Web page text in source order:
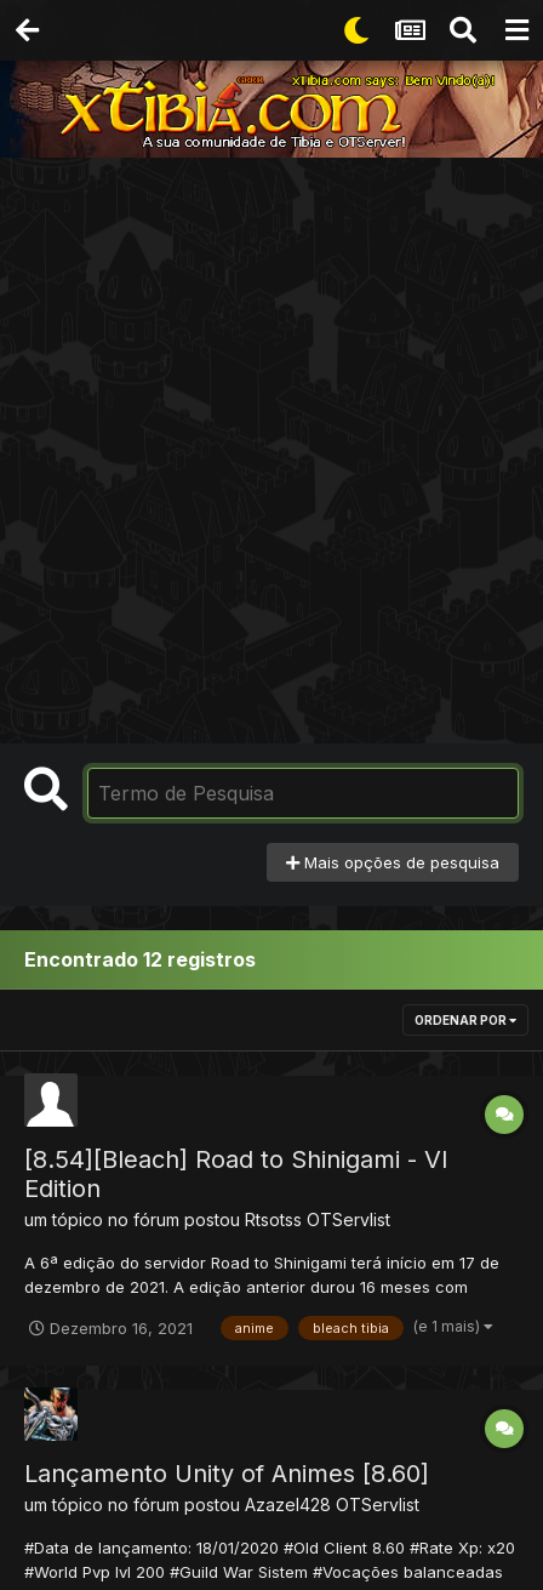
Mais opções de pesquisa
Encontrado 12 registros
ORDENAR POR
[8.54][Bleach] Road to Shinigami - VI
Edition
um tópico no fórum postou Rtsotss OTServlist
A 6ª edição do servidor Road to Shinigami terá início em 17 de
dezembro de 2021. A edição anterior durou 16 meses com
Nosso servidor é caracterizado por uma jogabilidade
Dezembro 16, 2021 anime bleach tibia (e 1 mais)
Lançamento Unity of Animes [8.60]
um tópico no fórum postou Azazel428 OTServlist
#Data de lançamento: 18/01/2020 #Old Client 8.60 #Rate Xp: x20
#World Pvp lvl 200 #Guild War Sistem #Vocações balanceadas